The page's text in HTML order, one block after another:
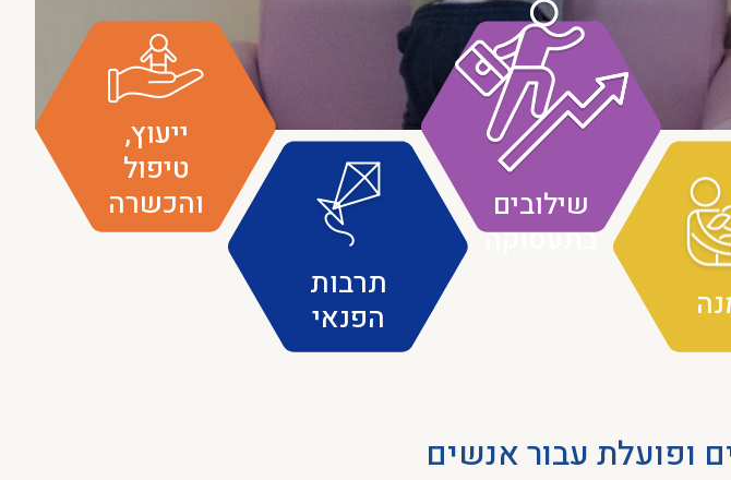
שילובים
בתעסוקה
תרבות
הפנאי
ייעוץ,
טיפול
והכשרה
ופועלת עבור אנשים